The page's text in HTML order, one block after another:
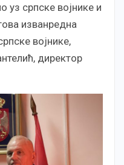
уз српске војнике и
изванредна
војнике,
директор